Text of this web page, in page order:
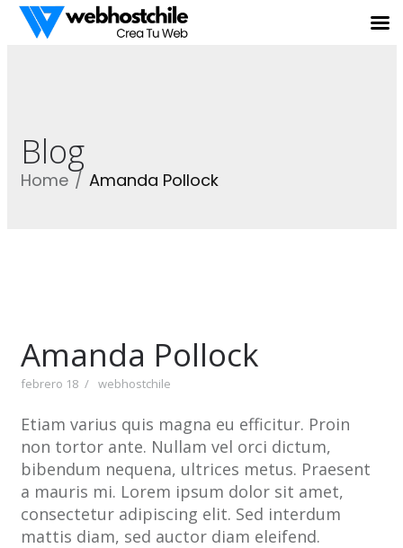
Blog
Home Amanda Pollock
Amanda Pollock
febrero 18 webhostchile
Etiam varius quis magna eu efficitur. Proin
non tortor ante. Nullam vel orci dictum,
bibendum nequena, ultrices metus. Praesent
a mauris mi. Lorem ipsum dolor sit amet,
consectetur adipiscing elit. Sed interdum
mattis diam, sed auctor diam eleifend.